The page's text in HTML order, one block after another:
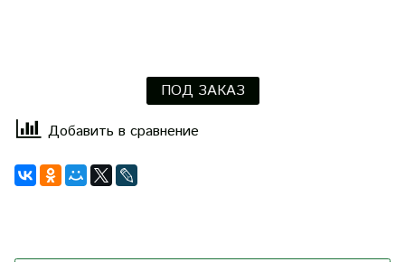
ПОД ЗАКАЗ
Добавить в сравнение